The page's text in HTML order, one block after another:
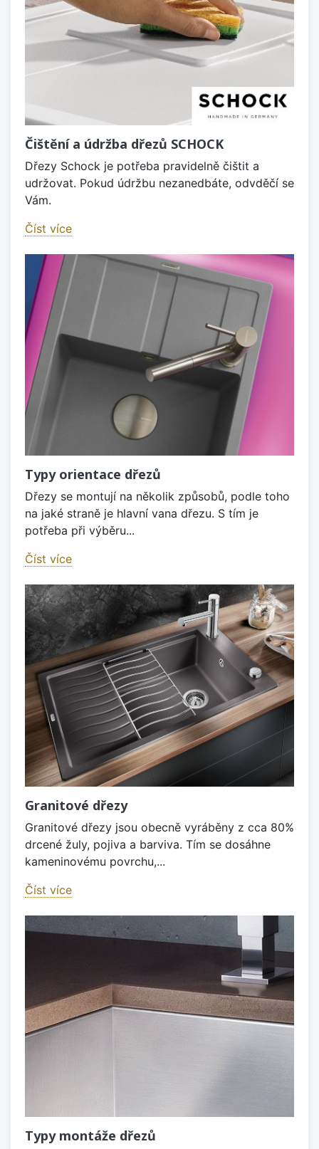
Čištění a údržba dřezů SCHOCK
Dřezy Schock je potřeba pravidelně čištit a
udržovat. Pokud údržbu nezanedbáte, odvděčí se
Vám.
Číst více
Typy orientace dřezů
Dřezy se montují na několik způsobů, podle toho
na jaké straně je hlavní vana dřezu. S tím je
potřeba při výběru...
Číst více
Granitové dřezy
Granitové dřezy jsou obecně vyráběny z cca 80%
drcené žuly, pojiva a barviva. Tím se dosáhne
kameninovému povrchu,...
Číst více
Typy montáže dřezů